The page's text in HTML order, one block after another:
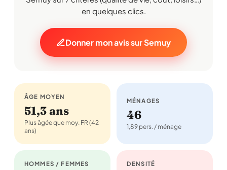
en quelques clics.
Donner mon avis sur Semuy
ÂGE MOYEN
51,3 ans
Plus âgée que moy. FR (42
ans)
MÉNAGES
46
1,89 pers. / ménage
HOMMES / FEMMES DENSITÉ